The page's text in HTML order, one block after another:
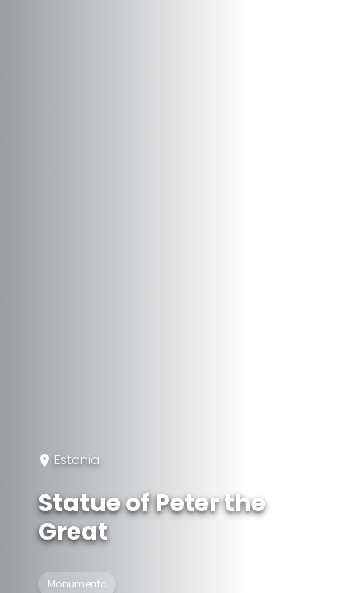
Estonia
Statue of Peter the
Great
Monumento